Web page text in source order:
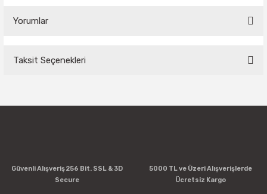
Yorumlar
Yorum Yaz
Taksit Seçenekleri
Güvenli Alışveriş 256 Bit. SSL & 3D
Secure
5000 TL ve Üzeri Alışverişlerde
Ücretsiz Kargo